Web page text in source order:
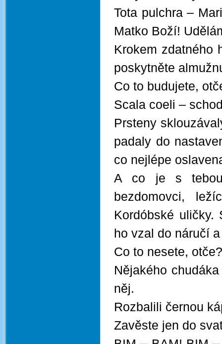
Tota pulchra –
Matko Boží!
Krokem zdatného
poskytněte
Co to budujete,
Scala coeli –
Prsteny
padaly do
co nejlépe
A co je s
bezdomovci,
Kordóbské
ho vzal do náručí
Co to nesete,
Nějakého
něj.
Rozbalili černou
Zavěste jen do